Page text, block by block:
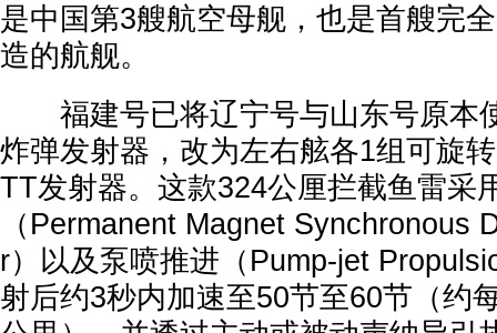
是中国第3艘航空母舰，也是首艘完
造的航舰。
福建号已将辽宁号与山东号原本
炸弹发射器，改为左右舷各1组可旋
TT发射器。这款324公厘拦截鱼雷采
（Permanent Magnet Synchronous
r）以及泵喷推进（Pump-jet
射后约3秒内加速至50节至60节（约